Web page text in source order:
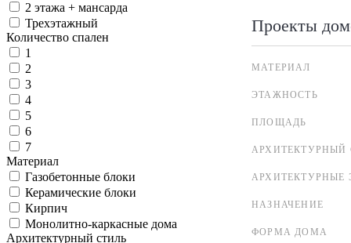
Проекты
МАТЕРИАЛ
ЭТАЖНОСТЬ
ПЛОЩАДЬ
АРХИТЕКТУРНЫЙ
АРХИТЕКТУРНЫЕ
НАЗНАЧЕНИЕ
ФОРМА ДОМА
2 этажа + мансарда
Трехэтажный
Количество спален
1
2
3
4
5
6
7
Материал
Газобетонные блоки
Керамические блоки
Кирпич
Монолитно-каркасные дома
Архитектурный стиль